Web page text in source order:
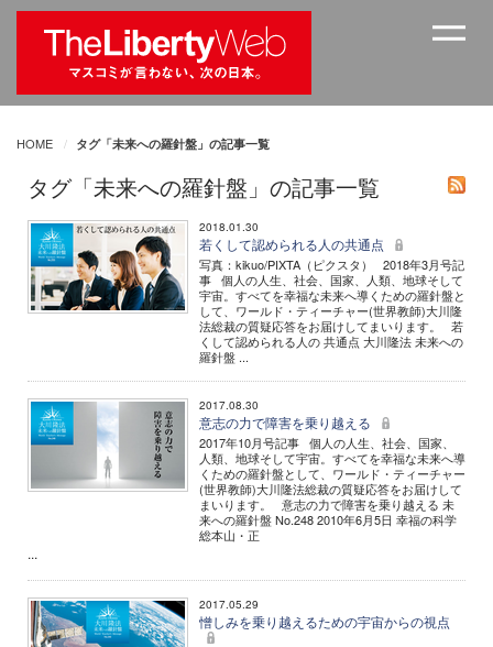
HOME タグ「未来への羅針盤」の記事一覧
タグ「未来への羅針盤」の記事一覧
2018.01.30
若くして認められる人の共通点
写真：kikuo/PIXTA（ピクスタ） 2018年3月号記
事 個人の人生、社会、国家、人類、地球そして
宇宙。すべてを幸福な未来へ導くための羅針盤と
して、ワールド・ティーチャー(世界教師)大川隆
法総裁の質疑応答をお届けしてまいります。 若
くして認められる人の 共通点 大川隆法 未来への
羅針盤 ...
2017.08.30
意志の力で障害を乗り越える
2017年10月号記事 個人の人生、社会、国家、
人類、地球そして宇宙。すべてを幸福な未来へ導
くための羅針盤として、ワールド・ティーチャー
(世界教師)大川隆法総裁の質疑応答をお届けして
まいります。 意志の力で障害を乗り越える 未
来への羅針盤 No.248 2010年6月5日 幸福の科学
総本山・正
...
2017.05.29
憎しみを乗り越えるための宇宙からの視点